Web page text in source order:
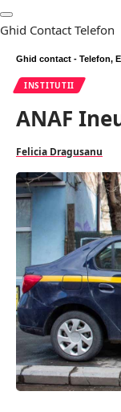
Ghid Contact Telefon
Ghid contact - Telefon,
INSTITUTII
ANAF
Felicia Dragusanu